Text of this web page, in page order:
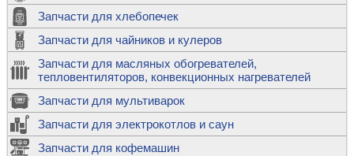
Запчасти для хлебопечек
Запчасти для чайников и кулеров
Запчасти для масляных обогревателей,
тепловентиляторов, конвекционных нагревателей
Запчасти для мультиварок
Запчасти для электрокотлов и саун
Запчасти для кофемашин